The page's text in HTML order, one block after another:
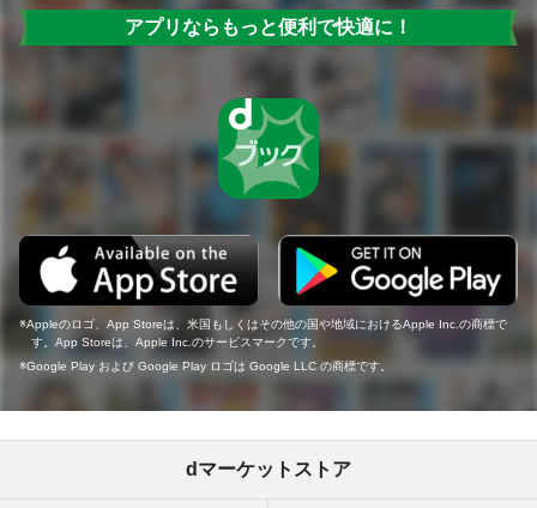
アプリならもっと便利で快適に！
Appleのロゴ、App Storeは、米国もしくはその他の国や地域におけるApple Inc.の商標で
す。App Storeは、Apple Inc.のサービスマークです。
Google Play および Google Play ロゴは Google LLC の商標です。
dマーケットストア